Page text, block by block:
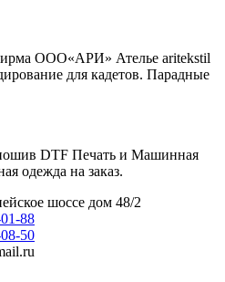
ООО«АРИ» Ателье aritekstil
для кадетов. Парадные
DTF Печать и Машинная
одежда на заказ.
шоссе дом 48/2
88
50